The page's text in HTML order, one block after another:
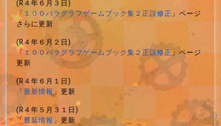
(R４年６月３日)
「 １００パラグラフゲームブック集２正誤修正」ページ
さらに更新
(R４年６月２日)
「１００パラグラフゲームブック集２正誤修正」ページ
更新
(R４年６月１日)
「最新情報」更新
(R４年５月３１日)
「最新情報」更新